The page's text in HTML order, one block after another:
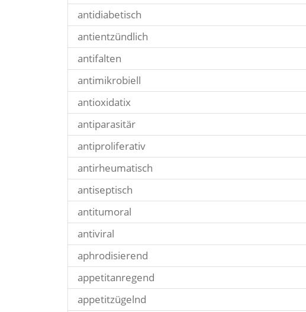
antidiabetisch
antientzündlich
antifalten
antimikrobiell
antioxidatix
antiparasitär
antiproliferativ
antirheumatisch
antiseptisch
antitumoral
antiviral
aphrodisierend
appetitanregend
appetitzügelnd